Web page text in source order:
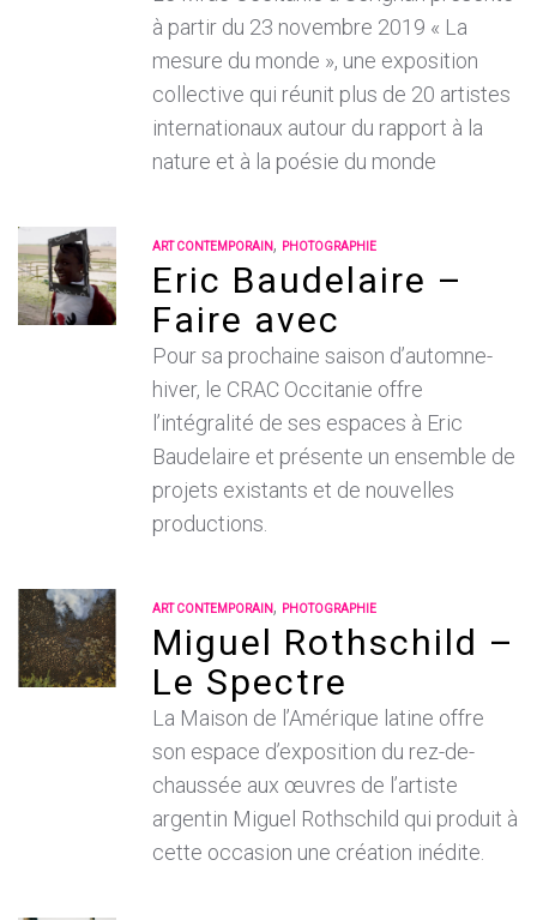
à partir du 23 novembre 2019 « La
mesure du monde », une exposition
collective qui réunit plus de 20 artistes
internationaux autour du rapport à la
nature et à la poésie du monde
ART CONTEMPORAIN , PHOTOGRAPHIE
Eric Baudelaire –
Faire avec
Pour sa prochaine saison d’automne-
hiver, le CRAC Occitanie offre
l’intégralité de ses espaces à Eric
Baudelaire et présente un ensemble de
projets existants et de nouvelles
productions.
ART CONTEMPORAIN , PHOTOGRAPHIE
Miguel Rothschild –
Le Spectre
La Maison de l’Amérique latine offre
son espace d’exposition du rez-de-
chaussée aux œuvres de l’artiste
argentin Miguel Rothschild qui produit à
cette occasion une création inédite.